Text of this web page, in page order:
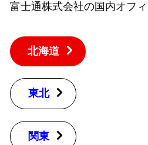
富士通株式会社の国内オフィ
北海道
東北
関東